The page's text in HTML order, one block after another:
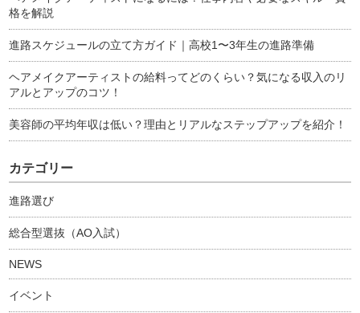
格を解説
進路スケジュールの立て方ガイド｜高校1〜3年生の進路準備
ヘアメイクアーティストの給料ってどのくらい？気になる収入のリ
アルとアップのコツ！
美容師の平均年収は低い？理由とリアルなステップアップを紹介！
カテゴリー
進路選び
総合型選抜（AO入試）
NEWS
イベント